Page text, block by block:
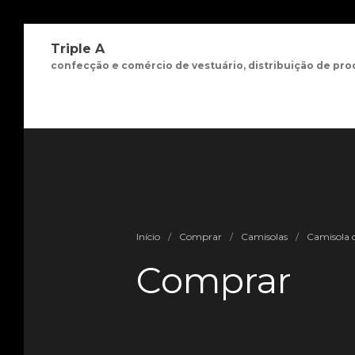
Triple A
confecção e comércio de vestuário, distribuição de
Início / Comprar / Camisolas / Camisola
Comprar